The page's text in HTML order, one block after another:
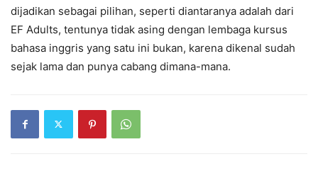
dijadikan sebagai pilihan, seperti diantaranya adalah dari
EF Adults, tentunya tidak asing dengan lembaga kursus
bahasa inggris yang satu ini bukan, karena dikenal sudah
sejak lama dan punya cabang dimana-mana.